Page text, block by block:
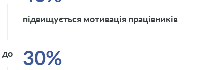
підвищується мотивація працівників
30%
до